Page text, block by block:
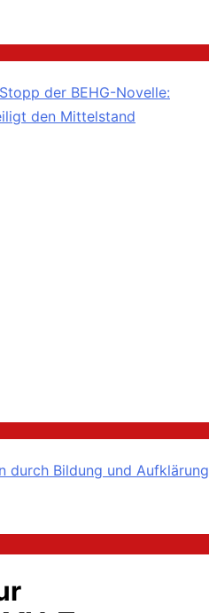
der BEHG-Novelle:
den Mittelstand
durch Bildung und Aufklärung